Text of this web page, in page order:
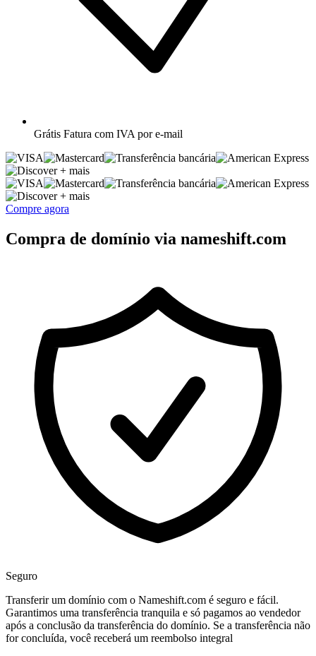
Grátis Fatura com IVA por e-mail
+ mais
+ mais
Compre agora
Compra de domínio via nameshift.com
Seguro
Transferir um domínio com o Nameshift.com é seguro e fácil.
Garantimos uma transferência tranquila e só pagamos ao vendedor
após a conclusão da transferência do domínio. Se a transferência não
for concluída, você receberá um reembolso integral